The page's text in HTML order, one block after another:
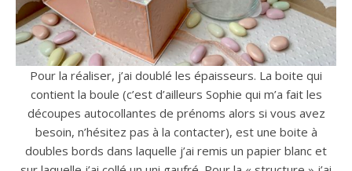
Pour la réaliser, j’ai doublé les épaisseurs. La boite qui
contient la boule (c’est d’ailleurs Sophie qui m’a fait les
découpes autocollantes de prénoms alors si vous avez
besoin, n’hésitez pas à la contacter), est une boite à
doubles bords dans laquelle j’ai remis un papier blanc et